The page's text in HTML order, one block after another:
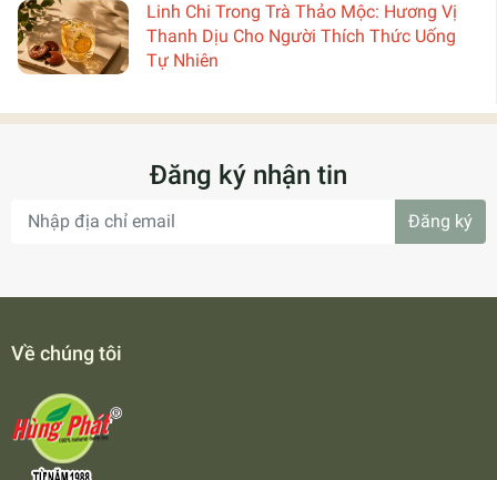
Linh Chi Trong Trà Thảo Mộc: Hương Vị
Thanh Dịu Cho Người Thích Thức Uống
Tự Nhiên
Đăng ký nhận tin
Đăng ký
Về chúng tôi